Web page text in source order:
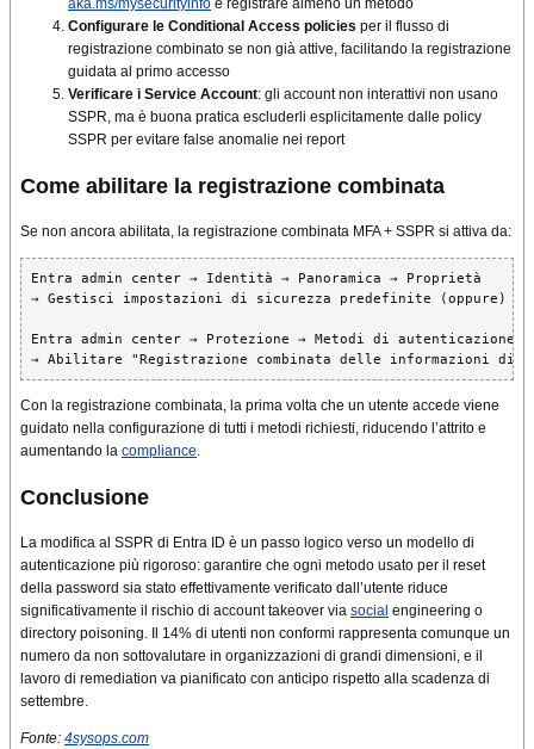
aka.ms/mysecurityinfo e registrare almeno un metodo
Configurare le Conditional Access policies per il flusso di
registrazione combinato se non già attive, facilitando la registrazione
guidata al primo accesso
Verificare i Service Account: gli account non interattivi non usano
SSPR, ma è buona pratica escluderli esplicitamente dalle policy
SSPR per evitare false anomalie nei report
Come abilitare la registrazione combinata
Se non ancora abilitata, la registrazione combinata MFA + SSPR si attiva da:
Entra admin center → Identità → Panoramica → Proprietà
→ Gestisci impostazioni di sicurezza predefinite (oppure)
Entra admin center → Protezione → Metodi di autenticazione
→ Abilitare "Registrazione combinata delle informazioni di
Con la registrazione combinata, la prima volta che un utente accede viene
guidato nella configurazione di tutti i metodi richiesti, riducendo l’attrito e
aumentando la compliance.
Conclusione
La modifica al SSPR di Entra ID è un passo logico verso un modello di
autenticazione più rigoroso: garantire che ogni metodo usato per il reset
della password sia stato effettivamente verificato dall’utente riduce
significativamente il rischio di account takeover via social engineering o
directory poisoning. Il 14% di utenti non conformi rappresenta comunque un
numero da non sottovalutare in organizzazioni di grandi dimensioni, e il
lavoro di remediation va pianificato con anticipo rispetto alla scadenza di
settembre.
Fonte: 4sysops.com